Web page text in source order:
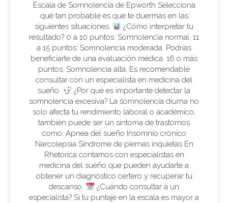
Escala de Somnolencia de Epworth Selecciona
qué tan probable es que te duermas en las
siguientes situaciones.
¿Cómo interpretar tu
resultado? 0 a 10 puntos: Somnolencia normal. 11
a 15 puntos: Somnolencia moderada. Podrías
beneficiarte de una evaluación médica. 16 o más
puntos: Somnolencia alta. Es recomendable
consultar con un especialista en medicina del
sueño.
¿Por qué es importante detectar la
somnolencia excesiva? La somnolencia diurna no
solo afecta tu rendimiento laboral o académico,
también puede ser un síntoma de trastornos
como: Apnea del sueño Insomnio crónico
Narcolepsia Síndrome de piernas inquietas En
Rhetorica contamos con especialistas en
medicina del sueño que pueden ayudarte a
obtener un diagnóstico certero y recuperar tu
descanso.
¿Cuándo consultar a un
especialista? Si tu puntaje en la escala es mayor a